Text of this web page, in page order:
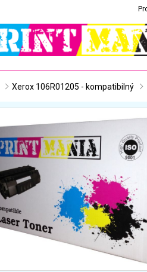
Xerox 106R01205 - kompatibilný